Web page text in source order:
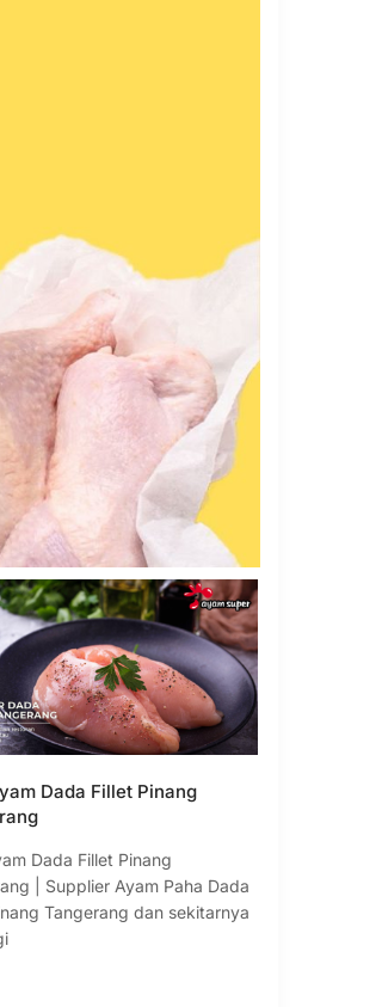
Dada Fillet Pinang
Dada Fillet Pinang
| Supplier Ayam Paha Dada
Tangerang dan sekitarnya